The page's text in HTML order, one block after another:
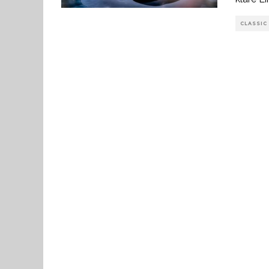
CLASSIC